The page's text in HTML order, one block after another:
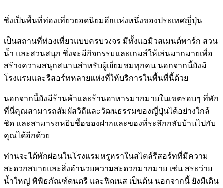
ซึ่งเป็นพื้นที่ท่องเที่ยวยอดนิยมอีกแห่งหนึ่งของประเทศญี่ปุ่น
เป็นสถานที่ท่องเที่ยวแบบครบวงจร มีทั้งแอมิวสเมนต์พาร์ก สวน
น้ำ และสวนสนุก ซึ่งจะมีกิจกรรมและเกมส์ให้เล่นมากมายเพื่อ
สร้างความสนุกสนานสำหรับผู้เยี่ยมชมทุกคน นอกจากนี้ยังมี
โรงแรมและรีสอร์ทหลายแห่งที่ให้บริการในพื้นที่นี้ด้วย
นอกจากนี้ยังมีร้านค้าและร้านอาหารมากมายในเขตรอบๆ ที่พัก
ที่นี่คุณสามารถสัมผัสวิถีและวัฒนธรรมของญี่ปุ่นได้อย่างใกล้
ชิด และสามารถหยิบซื้อของฝากและของที่ระลึกกลับบ้านไปกับ
คุณได้อีกด้วย
ท่านจะได้พักผ่อนในโรงแรมหรูหราในสไตล์รีสอร์ทที่มีความ
สะดวกสบายและสิ่งอำนวยความสะดวกมากมาย เช่น สระว่าย
น้ำใหญ่ พิพิธภัณฑ์ดนตรี และฟิตเนส เป็นต้น นอกจากนี้ ยังมีเดิน